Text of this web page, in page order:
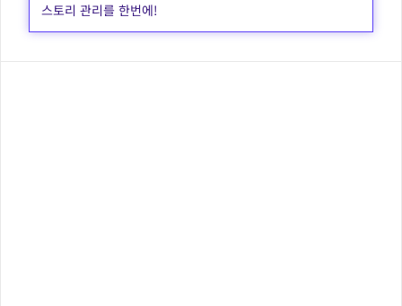
스토리 관리를 한번에!